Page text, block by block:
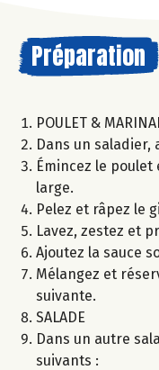
Préparation
POULET &
Dans un saladier,
Émincez le
large.
Pelez et râpez le
Lavez, zestez et
Ajoutez la sauce
Mélangez et
suivante.
SALADE
Dans un autre
suivants :